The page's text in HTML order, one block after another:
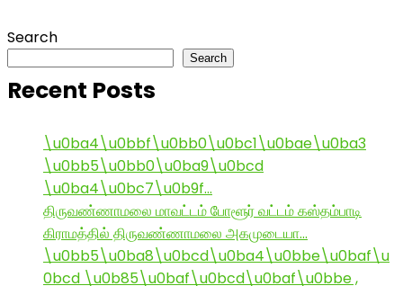
Search
Search
Recent Posts
\u0ba4\u0bbf\u0bb0\u0bc1\u0bae\u0ba3
\u0bb5\u0bb0\u0ba9\u0bcd
\u0ba4\u0bc7\u0b9f…
திருவண்ணாமலை மாவட்டம் போளூர் வட்டம் கஸ்தம்பாடி
கிராமத்தில் திருவண்ணாமலை அகமுடையா…
\u0bb5\u0ba8\u0bcd\u0ba4\u0bbe\u0baf\u
0bcd \u0b85\u0baf\u0bcd\u0baf\u0bbe ,